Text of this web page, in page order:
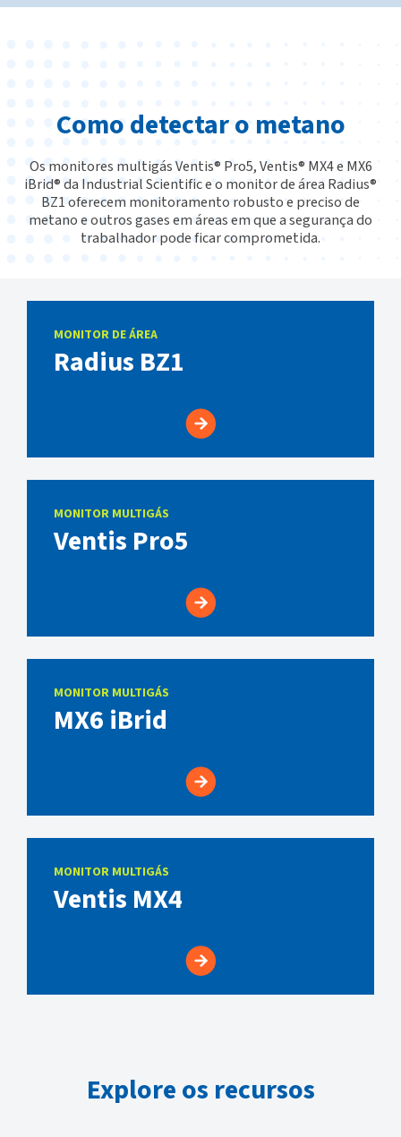
Como detectar o metano
Os monitores multigás Ventis® Pro5, Ventis® MX4 e MX6
iBrid® da Industrial Scientific e o monitor de área Radius®
BZ1 oferecem monitoramento robusto e preciso de
metano e outros gases em áreas em que a segurança do
trabalhador pode ficar comprometida.
MONITOR DE ÁREA
Radius BZ1
MONITOR MULTIGÁS
Ventis Pro5
MONITOR MULTIGÁS
MX6 iBrid
MONITOR MULTIGÁS
Ventis MX4
Explore os recursos